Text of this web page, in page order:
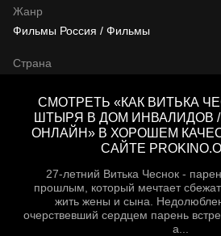
Жанр
Фильмы Россия / Фильмы
Страна
СМОТРЕТЬ «КАК ВИТЬКА
ШТЫРЯ В ДОМ ИНВАЛИДОВ /
ОНЛАЙН» В ХОРОШЕМ
САЙТЕ
27-летний Витька Чеснок -
прошлым, который мечтает
жить жены и сына.
очерствевший сердцем парень
а...